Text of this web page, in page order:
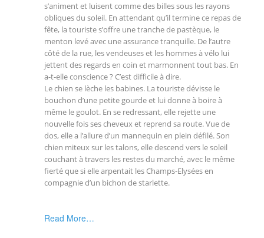
s’animent et luisent comme des billes sous les rayons
obliques du soleil. En attendant qu’il termine ce repas de
fête, la touriste s’offre une tranche de pastèque, le
menton levé avec une assurance tranquille. De l’autre
côté de la rue, les vendeuses et les hommes à vélo lui
jettent des regards en coin et marmonnent tout bas. En
a-t-elle conscience ? C’est difficile à dire.
Le chien se lèche les babines. La touriste dévisse le
bouchon d’une petite gourde et lui donne à boire à
même le goulot. En se redressant, elle rejette une
nouvelle fois ses cheveux et reprend sa route. Vue de
dos, elle a l’allure d’un mannequin en plein défilé. Son
chien miteux sur les talons, elle descend vers le soleil
couchant à travers les restes du marché, avec le même
fierté que si elle arpentait les Champs-Elysées en
compagnie d’un bichon de starlette.
Read More…